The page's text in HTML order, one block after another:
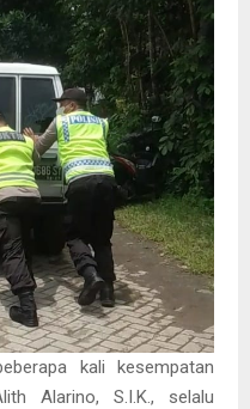
kali kesempatan
Alarino, S.I.K., selalu